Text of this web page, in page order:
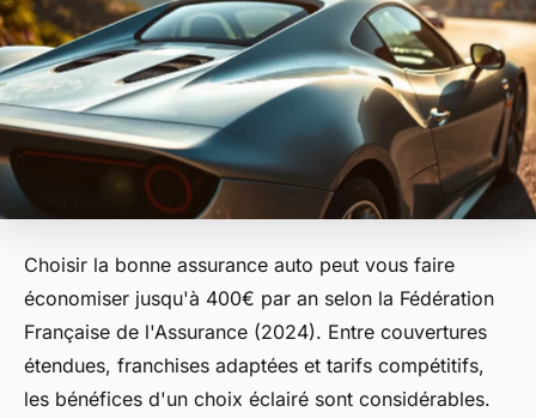
Choisir la bonne assurance auto peut vous faire
économiser jusqu'à 400€ par an selon la Fédération
Française de l'Assurance (2024). Entre couvertures
étendues, franchises adaptées et tarifs compétitifs,
les bénéfices d'un choix éclairé sont considérables.